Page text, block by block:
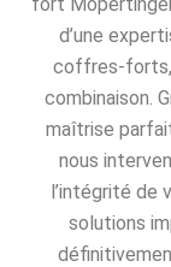
d’une
coffres-forts,
combinaison.
maîtrise
nous
l’intégrité de
solutions